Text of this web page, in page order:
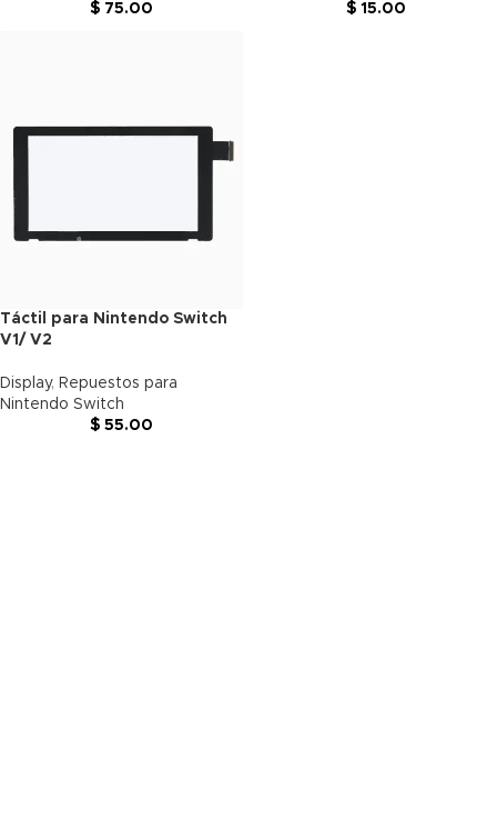
$ 75.00
$15.00
Táctil para Nintendo Switch
V1/ V2
Display, Repuestos para
Nintendo Switch
$ 55.00